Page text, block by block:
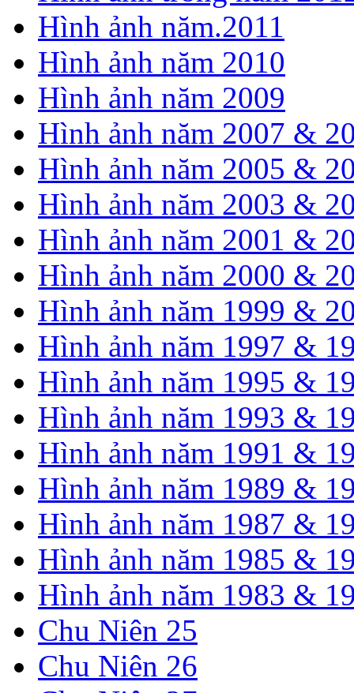
Hình ảnh năm.2011
Hình ảnh năm 2010
Hình ảnh năm 2009
Hình ảnh năm 2007 &
Hình ảnh năm 2005 &
Hình ảnh năm 2003 &
Hình ảnh năm 2001 &
Hình ảnh năm 2000 &
Hình ảnh năm 1999 &
Hình ảnh năm 1997 &
Hình ảnh năm 1995 &
Hình ảnh năm 1993 &
Hình ảnh năm 1991 &
Hình ảnh năm 1989 &
Hình ảnh năm 1987 &
Hình ảnh năm 1985 &
Hình ảnh năm 1983 &
Chu Niên 25
Chu Niên 26